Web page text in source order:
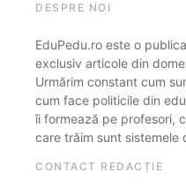
DESPRE NOI
EduPedu.ro este o
exclusiv articole din
Urmărim constant cum
cum face politicile din
îi formează pe profesori,
care trăim sunt sistemele
CONTACT REDACȚIE